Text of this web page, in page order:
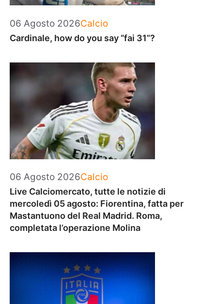
06 Agosto 2026Categorie
Calcio
Cardinale, how do you say “fai 31”?
06 Agosto 2026Categorie
Calcio
Live Calciomercato, tutte le notizie di
mercoledì 05 agosto: Fiorentina, fatta per
Mastantuono del Real Madrid. Roma,
completata l’operazione Molina